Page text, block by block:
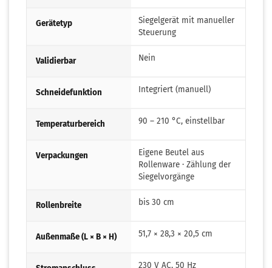
Gerätetyp
Siegelgerät mit manueller
Steuerung
Validierbar Nein
Schneidefunktion Integriert (manuell)
Temperaturbereich 90 – 210 °C, einstellbar
Verpackungen
Eigene Beutel aus
Rollenware · Zählung der
Siegelvorgänge
Rollenbreite bis 30 cm
Außenmaße (L × B × H) 51,7 × 28,3 × 20,5 cm
230 V AC, 50 Hz